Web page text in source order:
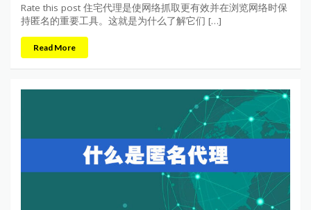
Rate this post 住宅代理是使网络抓取更有效并在浏览网络时保
持匿名的重要工具。这就是为什么了解它们 […]
Read More